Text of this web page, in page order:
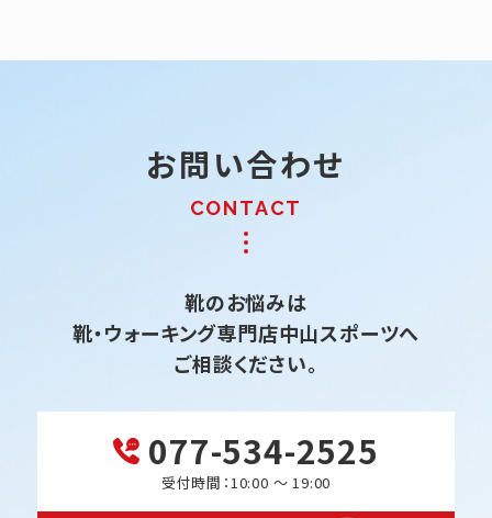
お問い合わせ
靴のお悩みは
靴・ウォーキング専門店中山スポーツへ
ご相談ください。
077-534-2525
受付時間：10:00 ～ 19:00